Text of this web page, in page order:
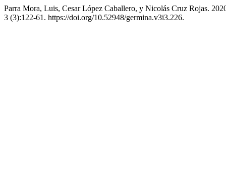
Parra Mora, Luis, Cesar López Caballero, y Nicolás Cruz Rojas.
3 (3):122-61. https://doi.org/10.52948/germina.v3i3.226.